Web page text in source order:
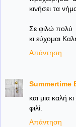
κινήσει τα
Σε φιλώ πολύ
κι εύχομαι
Απάντηση
Summertime
και μια καλή
φιλί.
Απάντηση